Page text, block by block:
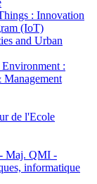
: Innovation
(IoT)
and Urban
:
Management
de l'Ecole
Maj. QMI -
informatique